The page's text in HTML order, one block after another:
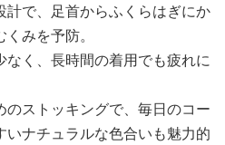
で、足首からふくらはぎにか
みを予防。
く、長時間の着用でも疲れに
ストッキングで、毎日のコー
ナチュラルな色合いも魅力的